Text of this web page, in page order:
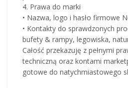
4. Prawa do marki
• Nazwa, logo i hasło firmowe
• Kontakty do sprawdzonych
bufety & rampy, legowiska,
Całość przekazuję z pełnymi
techniczną oraz kontami
gotowe do natychmiastowego